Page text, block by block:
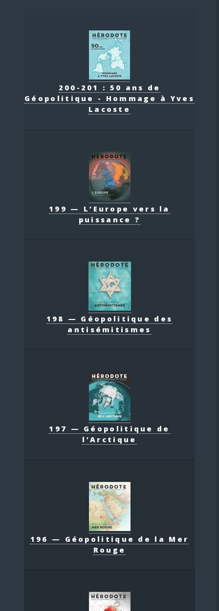
200-201 : 50 ans de
Géopolitique - Hommage à Yves
Lacoste
199 — L’Europe vers la
puissance ?
198 — Géopolitique des
antisémitismes
197 — Géopolitique de
l’Arctique
196 — Géopolitique de la Mer
Rouge